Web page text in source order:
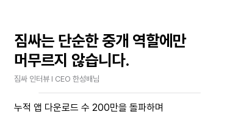
짐싸는 단순한 중개 역할에만
머무르지 않습니다.
짐싸 인터뷰 I CEO 한성배님
누적 앱 다운로드 수 200만을 돌파하며